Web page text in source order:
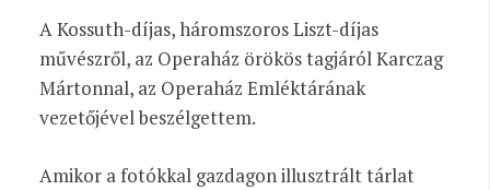
A Kossuth-díjas, háromszoros Liszt-díjas
művészről, az Operaház örökös tagjáról Karczag
Mártonnal, az Operaház Emléktárának
vezetőjével beszélgettem.
Amikor a fotókkal gazdagon illusztrált tárlat